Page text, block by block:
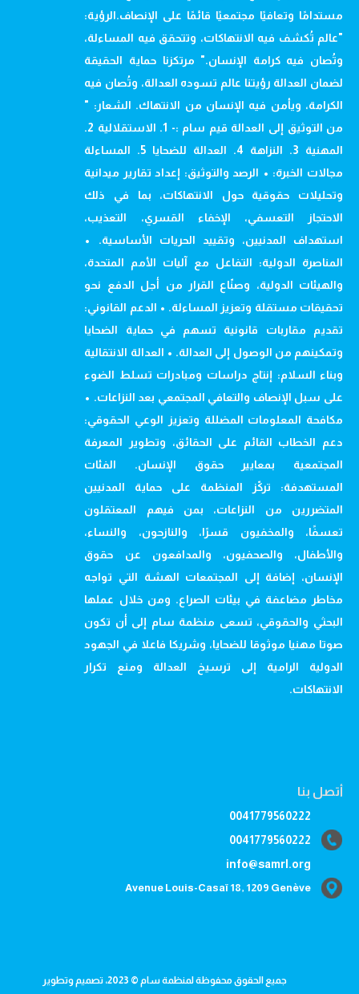
مستدامًا وتعافيًا مجتمعيًا قائمًا على الإنصاف.الرؤية:
"عالم تُكشف فيه الانتهاكات، وتتحقق فيه المساءلة،
وتُصان فيه كرامة الإنسان." مرتكزنا حماية الحقيقة
لضمان العدالة رؤيتنا عالم تسوده العدالة، وتُصان فيه
الكرامة، ويأمن فيه الإنسان من الانتهاك. الشعار: "
من التوثيق إلى العدالة قيم سام :- 1. الاستقلالية 2.
المهنية 3. النزاهة 4. العدالة للضحايا 5. المساءلة
مجالات الخبرة: • الرصد والتوثيق: إعداد تقارير ميدانية
وتحليلات حقوقية حول الانتهاكات، بما في ذلك
الاحتجاز التعسفي، الإخفاء القسري، التعذيب،
استهداف المدنيين، وتقييد الحريات الأساسية. •
المناصرة الدولية: التفاعل مع آليات الأمم المتحدة،
والهيئات الدولية، وصنّاع القرار من أجل الدفع نحو
تحقيقات مستقلة وتعزيز المساءلة. • الدعم القانوني:
تقديم مقاربات قانونية تسهم في حماية الضحايا
وتمكينهم من الوصول إلى العدالة. • العدالة الانتقالية
وبناء السلام: إنتاج دراسات ومبادرات تسلط الضوء
على سبل الإنصاف والتعافي المجتمعي بعد النزاعات. •
مكافحة المعلومات المضللة وتعزيز الوعي الحقوقي:
دعم الخطاب القائم على الحقائق، وتطوير المعرفة
المجتمعية بمعايير حقوق الإنسان. الفئات
المستهدفة: تركّز المنظمة على حماية المدنيين
المتضررين من النزاعات، بمن فيهم المعتقلون
تعسفًا، والمخفيون قسرًا، والنازحون، والنساء،
والأطفال، والصحفيون، والمدافعون عن حقوق
الإنسان، إضافة إلى المجتمعات الهشة التي تواجه
مخاطر مضاعفة في بيئات الصراع. ومن خلال عملها
البحثي والحقوقي، تسعى منظمة سام إلى أن تكون
صوتا مهنيا موثوقا للضحايا، وشريكا فاعلا في الجهود
الدولية الرامية إلى ترسيخ العدالة ومنع تكرار
الانتهاكات.
أتصل بنا
0041779560222
0041779560222
info@samrl.org
Avenue Louis-Casaï 18, 1209 Genève
جميع الحقوق محفوظة لمنظمة سام © 2023، تصميم وتطوير